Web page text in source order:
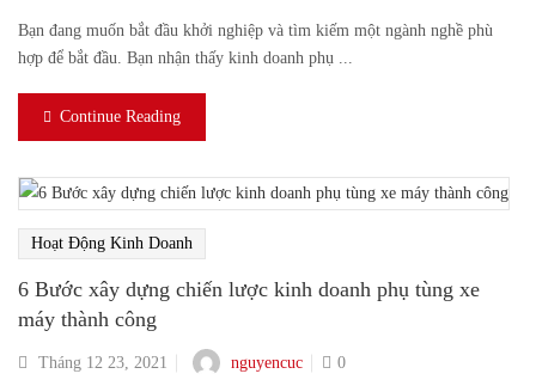
Bạn đang muốn bắt đầu khởi nghiệp và tìm kiếm một ngành nghề phù
hợp để bắt đầu. Bạn nhận thấy kinh doanh phụ ...
Continue Reading
Hoạt Động Kinh Doanh
6 Bước xây dựng chiến lược kinh doanh phụ tùng xe
máy thành công
Tháng 12 23, 2021 nguyencuc 0